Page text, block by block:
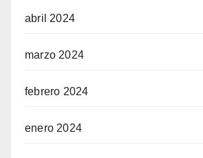
abril 2024
marzo 2024
febrero 2024
enero 2024